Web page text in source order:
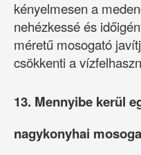
kényelmesen a
nehézkessé és
méretű mosogató
csökkenti a
13. Mennyibe kerül
nagykonyhai